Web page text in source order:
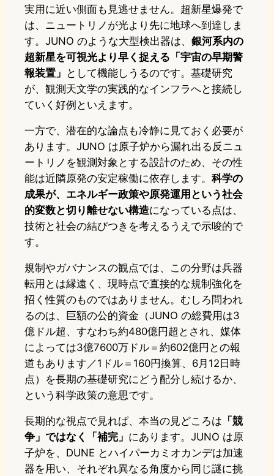
実用に近い側面も見逃せません。超新星爆発で
は、ニュートリノが光より先に地球へ到達しま
す。JUNO のような大型検出器は、 銀河系内の
超新星を可視光より早く捉える「宇宙の早期警
報装置」 として機能しうるのです。基礎研究
が、観測天文学の実践的なインフラへと接続し
ていく好例といえます。
一方で、潜在的な論点も冷静に見ておく必要が
あります。JUNO は原子炉から漏れ出る反ニュ
ートリノを観測対象とする設計のため、その性
能は近隣原発の安定稼働に依存します。 科学の
成果が、エネルギー政策や原発運用という社会
的変数と切り離せない構造になっている点は、
技術と社会の結びつきを考えるうえで示唆的で
す。
規制やガバナンスの観点では、この分野は兵器
転用とは縁遠く、現時点で直接的な規制強化を
招く性質のものではありません。むしろ問われ
るのは、巨額の公的資金（JUNO の総費用は3
億ドル超、すなわち約480億円超とされ、媒体
によっては3億7600万ドル＝約602億円との報
道もあります／1ドル＝160円換算、6月12日時
点）を長期の基礎研究にどう配分し続けるか、
という科学政策の意思です。
長期的な視点で見れば、本当の見どころは 「競
争」ではなく「補完」 にあります。JUNO は原
子炉を、DUNE とハイパーカミオカンデは加速
器を用い、それぞれ異なる角度から同じ謎に挑